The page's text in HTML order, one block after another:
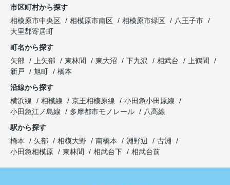
市区町村から探す
相模原市中央区
相模原市南区 相模原市緑区
八王子市
大里郡寄居町
町名から探す
矢部
上矢部 東林間 東大沼 下九沢 相武台
上鶴間
新戸
旭町
橋本
沿線から探す
横浜線
相模線 京王相模原線
小田急小田原線
小田急江ノ島線
多摩都市モノレール
八高線
駅から探す
橋本
矢部 相模大野 南橋本 淵野辺
古淵
小田急相模原
東林間 相武台下 相武台前